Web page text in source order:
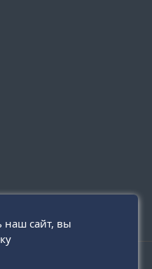
магазин сантехники
наш сайт, вы